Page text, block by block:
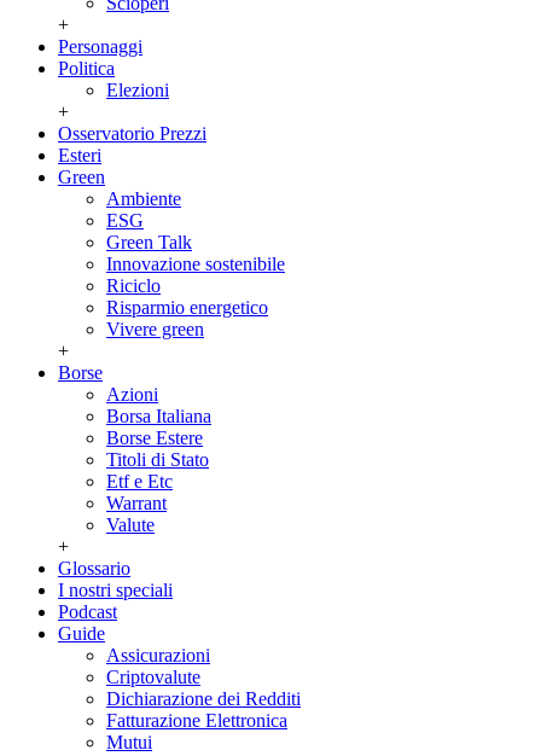
+
Personaggi
Politica
Elezioni
+
Osservatorio Prezzi
Esteri
Green
Ambiente
ESG
Green Talk
Innovazione sostenibile
Riciclo
Risparmio energetico
Vivere green
+
Borse
Azioni
Borsa Italiana
Borse Estere
Titoli di Stato
Etf e Etc
Warrant
Valute
+
Glossario
I nostri speciali
Podcast
Guide
Assicurazioni
Criptovalute
Dichiarazione dei Redditi
Fatturazione Elettronica
Mutui